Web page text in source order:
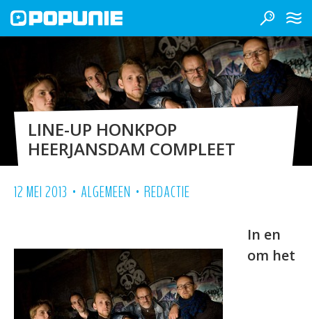
LINE-UP HONKPOP
HEERJANSDAM COMPLEET
12 MEI 2013 • ALGEMEEN • REDACTIE
In en
om het